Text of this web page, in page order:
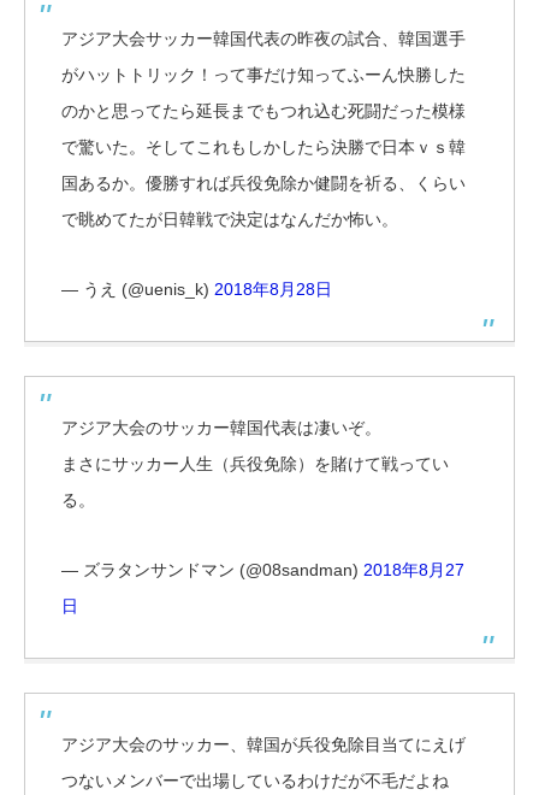
アジア大会サッカー韓国代表の昨夜の試合、韓国選手
がハットトリック！って事だけ知ってふーん快勝した
のかと思ってたら延長までもつれ込む死闘だった模様
で驚いた。そしてこれもしかしたら決勝で日本ｖｓ韓
国あるか。優勝すれば兵役免除か健闘を祈る、くらい
で眺めてたが日韓戦で決定はなんだか怖い。
— うえ (@uenis_k) 2018年8月28日
アジア大会のサッカー韓国代表は凄いぞ。
まさにサッカー人生（兵役免除）を賭けて戦ってい
る。
— ズラタンサンドマン (@08sandman) 2018年8月27
日
アジア大会のサッカー、韓国が兵役免除目当てにえげ
つないメンバーで出場しているわけだが不毛だよね